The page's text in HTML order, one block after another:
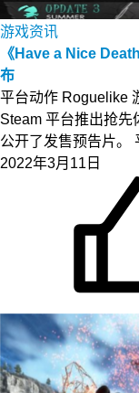
游戏资讯
《Have a Nice
布
平台动作 Roguelike
Steam 平台推出抢
公开了发售预告片。
2022年3月11日